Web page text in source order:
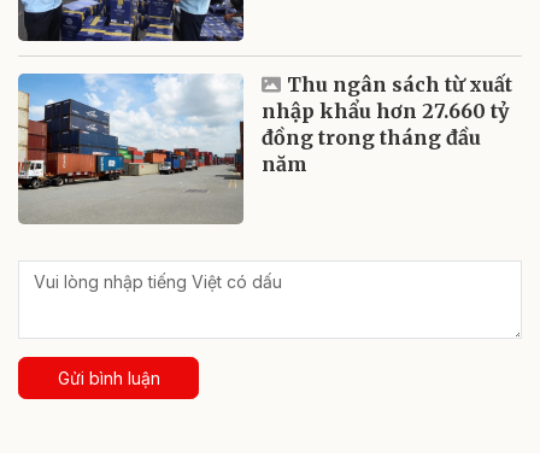
Thu ngân sách từ xuất
nhập khẩu hơn 27.660 tỷ
đồng trong tháng đầu
năm
Gửi bình luận